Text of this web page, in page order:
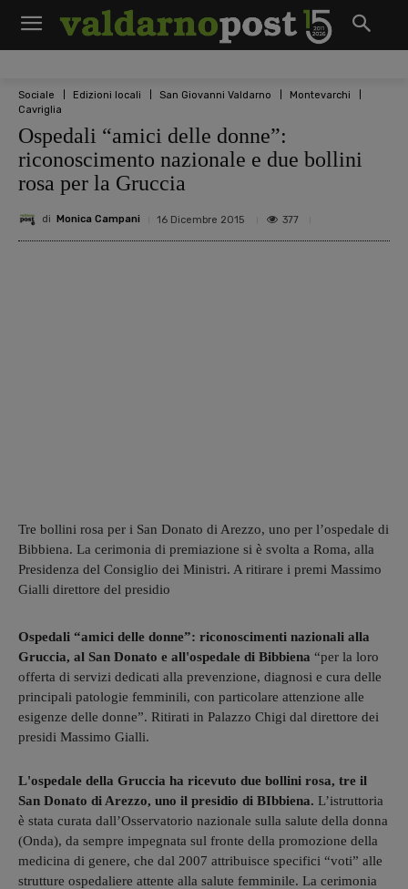
Sociale Edizioni locali San Giovanni Valdarno
Montevarchi
Cavriglia
Ospedali “amici delle donne”:
riconoscimento nazionale e due bollini
rosa per la Gruccia
di Monica Campani 16 Dicembre 2015 377
Tre bollini rosa per i San Donato di Arezzo, uno per l’ospedale di
Bibbiena. La cerimonia di premiazione si è svolta a Roma, alla
Presidenza del Consiglio dei Ministri. A ritirare i premi Massimo
Gialli direttore del presidio
Ospedali “amici delle donne”: riconoscimenti nazionali alla
Gruccia, al San Donato e all'ospedale di Bibbiena “per la loro
offerta di servizi dedicati alla prevenzione, diagnosi e cura delle
principali patologie femminili, con particolare attenzione alle
esigenze delle donne”. Ritirati in Palazzo Chigi dal direttore dei
presidi Massimo Gialli.
L'ospedale della Gruccia ha ricevuto due bollini rosa, tre il
San Donato di Arezzo, uno il presidio di BIbbiena. L’istruttoria
è stata curata dall’Osservatorio nazionale sulla salute della donna
(Onda), da sempre impegnata sul fronte della promozione della
medicina di genere, che dal 2007 attribuisce specifici “voti” alle
strutture ospedaliere attente alla salute femminile. La cerimonia